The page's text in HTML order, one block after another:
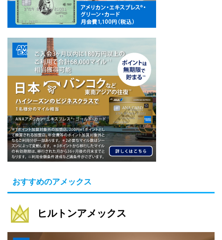
おすすめのアメックス
ヒルトンアメックス